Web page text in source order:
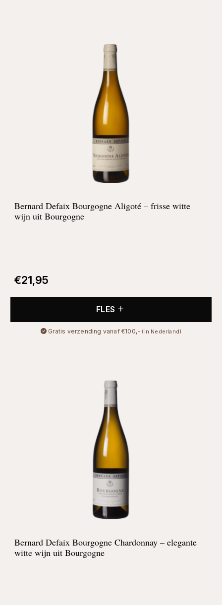
Bernard Defaix Bourgogne Aligoté – frisse witte
wijn uit Bourgogne
€21,95
FLES
Gratis verzending vanaf €100,- (in Nederland)
Bernard Defaix Bourgogne Chardonnay – elegante
witte wijn uit Bourgogne